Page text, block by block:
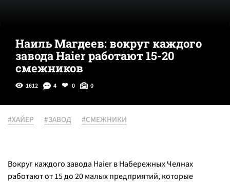
Наиль Магдеев: вокруг каждого
завода Haier работают 15-20
смежников
1612 4 0 0
#ХАЙЕР #ЗАВОД #СМЕЖНИКИ
Вокруг каждого завода Haier в Набережных Челнах
работают от 15 до 20 малых предприятий, которые